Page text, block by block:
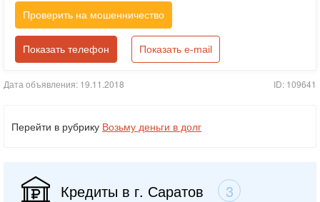
Проверить на мошенничество
Показать телефон Показать e-mail
Дата объявления: 19.11.2018 ID: 109641
Перейти в рубрику Возьму деньги в долг
Кредиты в г. Саратов 3